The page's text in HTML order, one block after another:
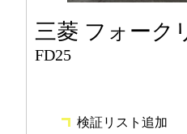
三菱 フォーク
FD25
検証リスト追加